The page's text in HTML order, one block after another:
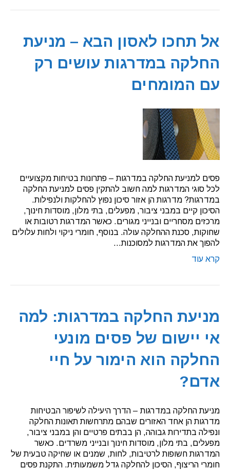
אל תחכו לאסון הבא – מניעת
החלקה במדרגות עושים רק
עם המומחים
פסים למניעת החלקה במדרגות – פתרונות בטיחות מקצועיים
לכל סוגי המדרגות למה חשוב להתקין פסים למניעת החלקה
במדרגות? מדרגות הן אזור סיכון נפוץ להחלקות ולנפילות.
הסיכון קיים במבני ציבור, מפעלים, בתי מלון, מוסדות חינוך,
מרכזים מסחריים ובנייני מגורים. כאשר המדרגות רטובות או
שחוקות, סכנת ההחלקה עולה. בנוסף, חומרי ניקוי ולחות עלולים
להפוך את המדרגות למסוכנות…
קרא עוד
מניעת החלקה במדרגות: למה
אי יישום של פסים מונעי
החלקה הוא הימור על חיי
אדם?
מניעת החלקה במדרגות – הדרך היעילה לשיפור הבטיחות
מדרגות הן אחד האזורים שבהם מתרחשות תאונות החלקה
ונפילה בתדירות גבוהה, הן בבתים פרטיים והן במבני ציבור,
מפעלים, בתי מלון, מוסדות חינוך ובנייני משרדים. כאשר
המדרגות חשופות לרטיבות, לחות, שמנים או שחיקה טבעית של
חומרי הריצוף, הסיכון להחלקה גדל משמעותית. התקנת פסים